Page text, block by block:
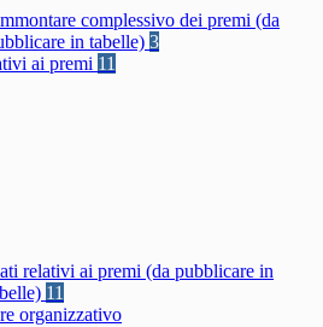
complessivo dei premi (da
in tabelle) 3
ai premi 11
relativi ai premi (da pubblicare in
11
organizzativo